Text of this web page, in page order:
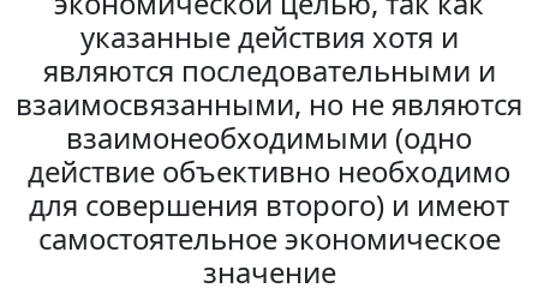
указанные действия хотя и
являются последовательными и
взаимосвязанными, но не являются
взаимонеобходимыми (одно
действие объективно необходимо
для совершения второго) и имеют
самостоятельное экономическое
значение